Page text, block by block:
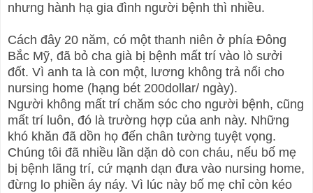
nhưng hành hạ gia đình người bệnh thì nhiều.
Cách đây 20 năm, có một thanh niên ở phía Đông
Bắc Mỹ, đã bỏ cha già bị bệnh mất trí vào lò sưởi
đốt. Vì anh ta là con một, lương không trả nổi cho
nursing home (hạng bét 200dollar/ ngày).
Người không mất trí chăm sóc cho người bệnh, cũng
mất trí luôn, đó là trường hợp của anh này. Những
khó khăn đã dồn họ đến chân tường tuyệt vọng.
Chúng tôi đã nhiều lần dặn dò con cháu, nếu bố mẹ
bị bệnh lãng trí, cứ mạnh dạn đưa vào nursing home,
đừng lo phiền áy náy. Vì lúc này bố mẹ chỉ còn kéo